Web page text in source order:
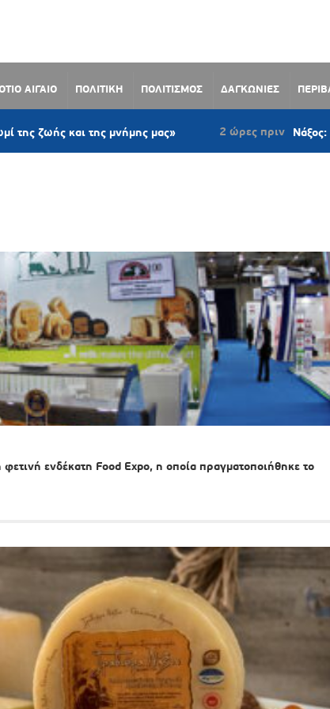
ΑΙΓΑΙΟ ΠΟΛΙΤΙΚΗ ΠΟΛΙΤΙΣΜΟΣ ΔΑΓΚΩΝΙΕΣ
της μνήμης μας» 2 ώρες πριν Νάξος: Ομόφωνο
ενδέκατη Food Expo, η οποία πραγματοποιήθηκε το